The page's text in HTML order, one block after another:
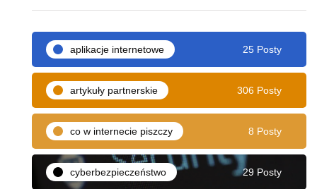
aplikacje internetowe 25 Posty
artykuły partnerskie 306 Posty
co w internecie piszczy 8 Posty
cyberbezpieczeństwo 29 Posty